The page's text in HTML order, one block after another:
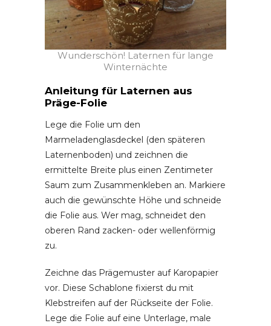
Wunderschön! Laternen für lange
Winternächte
Anleitung für Laternen aus
Präge-Folie
Lege die Folie um den
Marmeladenglasdeckel (den späteren
Laternenboden) und zeichnen die
ermittelte Breite plus einen Zentimeter
Saum zum Zusammenkleben an. Markiere
auch die gewünschte Höhe und schneide
die Folie aus. Wer mag, schneidet den
oberen Rand zacken- oder wellenförmig
zu.
Zeichne das Prägemuster auf Karopapier
vor. Diese Schablone fixierst du mit
Klebstreifen auf der Rückseite der Folie.
Lege die Folie auf eine Unterlage, male